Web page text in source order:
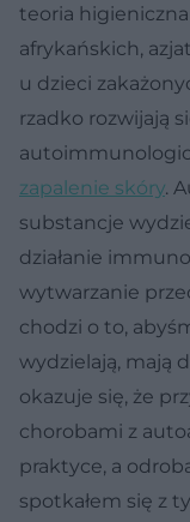
teoria
afrykańskich,
u dzieci
rzadko rozwijają
zapalenie skóry.
substancje
działanie
wytwarzanie
chodzi o to,
wydzielają, mają
okazuje się, że
chorobami z
praktyce, a
spotkałem się z